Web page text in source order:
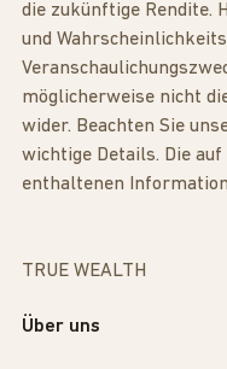
die zukünftige Rendite.
und
möglicherweise nicht
wider. Beachten Sie
wichtige Details. Die
enthaltenen
TRUE WEALTH
Über uns